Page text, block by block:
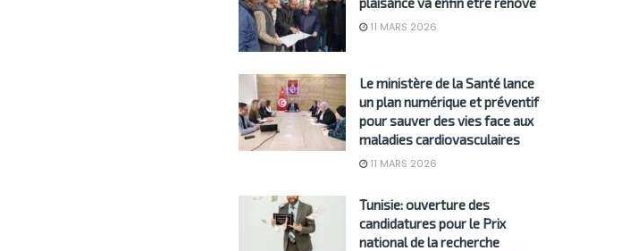
11 MARS 2026
Le ministère de la Santé lance
un plan numérique et préventif
pour sauver des vies face aux
maladies cardiovasculaires
11 MARS 2026
Tunisie: ouverture des
candidatures pour le Prix
national de la recherche